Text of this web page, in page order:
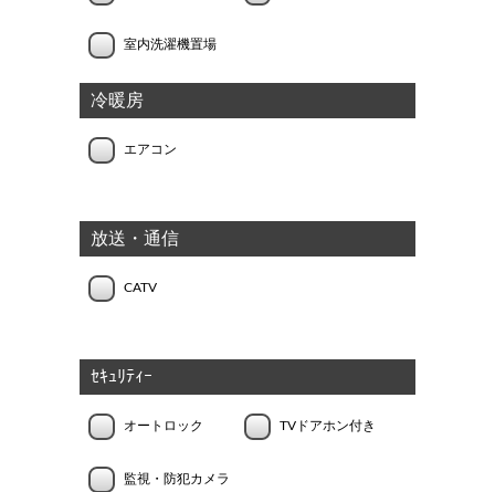
室内洗濯機置場
冷暖房
エアコン
放送・通信
CATV
ｾｷｭﾘﾃｨｰ
オートロック TVドアホン付き
監視・防犯カメラ